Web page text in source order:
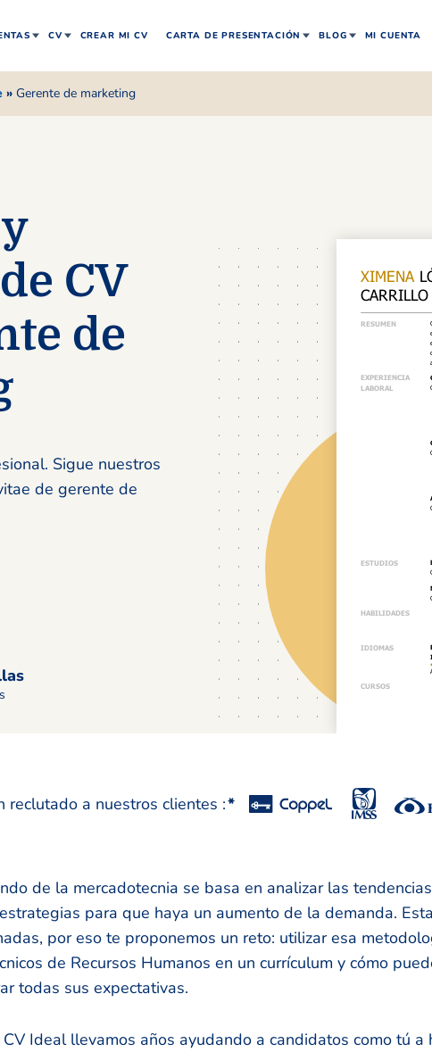
CV CREAR MI CV CARTA DE PRESENTACIÓN BLOG MI CUENTA
» Gerente de marketing
CV
de
Sigue nuestros
de gerente de
reclutado a nuestros clientes :*
de la mercadotecnia se basa en analizar las
para que haya un aumento de la demanda.
por eso te proponemos un reto: utilizar esa
de Recursos Humanos en un currículum y cómo
todas sus expectativas.
CV Ideal llevamos años ayudando a candidatos como tú